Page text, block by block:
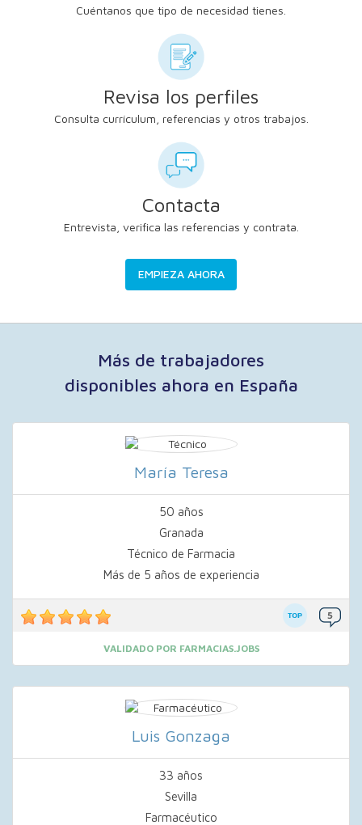
Cuéntanos que tipo de necesidad tienes.
Revisa los perfiles
Consulta currículum, referencias y otros trabajos.
Contacta
Entrevista, verifica las referencias y contrata.
EMPIEZA AHORA
Más de trabajadores
disponibles ahora en España
María Teresa
50 años
Granada
Técnico de Farmacia
Más de 5 años de experiencia
VALIDADO POR FARMACIAS.JOBS
Luis Gonzaga
33 años
Sevilla
Farmacéutico